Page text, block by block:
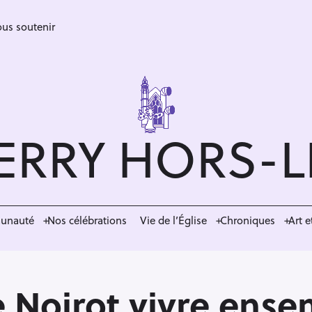
soutenir
HORS-
Nos célébrations Vie de l’Église Chroniques Art